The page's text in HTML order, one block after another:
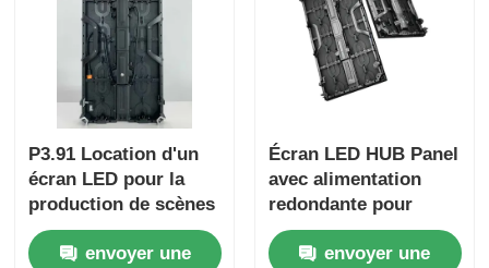
P3.91 Location d'un
écran LED pour la
production de scènes
et d'événements à
partir d'un guide
envoyer une
Écran LED HUB Panel
avec alimentation
redondante pour
location de scène et
d'événements
envoyer une